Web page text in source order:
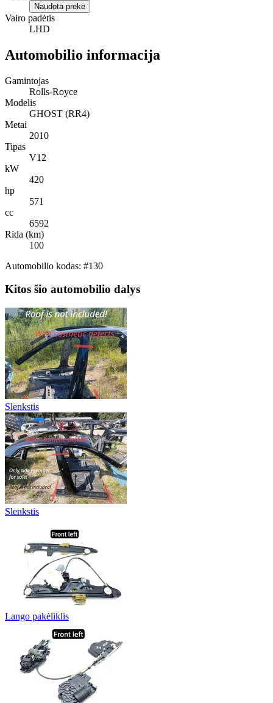
Naudota prekė
Vairo padėtis
LHD
Automobilio informacija
Gamintojas
Rolls-Royce
Modelis
GHOST (RR4)
Metai
2010
Tipas
V12
kW
420
hp
571
cc
6592
Rida (km)
100
Automobilio kodas: #130
Kitos šio automobilio dalys
Slenkstis
Slenkstis
Lango pakėliklis